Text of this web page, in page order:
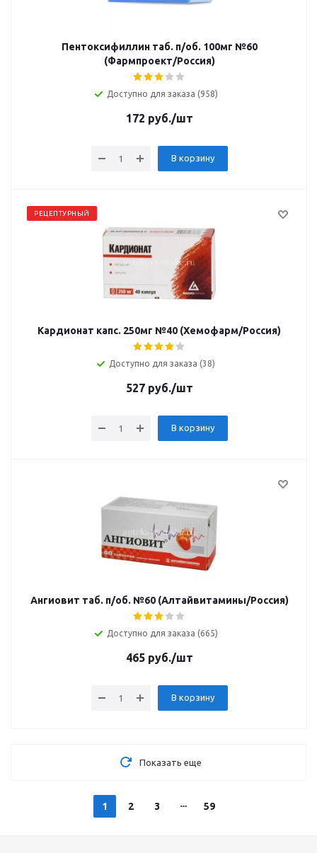
Пентоксифиллин таб. п/об. 100мг №60
(Фармпроект/Россия)
Доступно для заказа (958)
172 руб./шт
В корзину
РЕЦЕПТУРНЫЙ
Кардионат капс. 250мг №40 (Хемофарм/Россия)
Доступно для заказа (38)
527руб./шт
В корзину
Ангиовит таб. п/об. №60 (Алтайвитамины/Россия)
Доступно для заказа (665)
465руб./шт
В корзину
Показать еще
1 2 3 59